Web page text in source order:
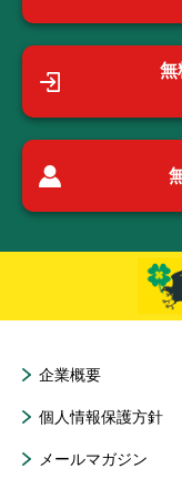
無
企業概要
個人情報保護方針
メールマガジン